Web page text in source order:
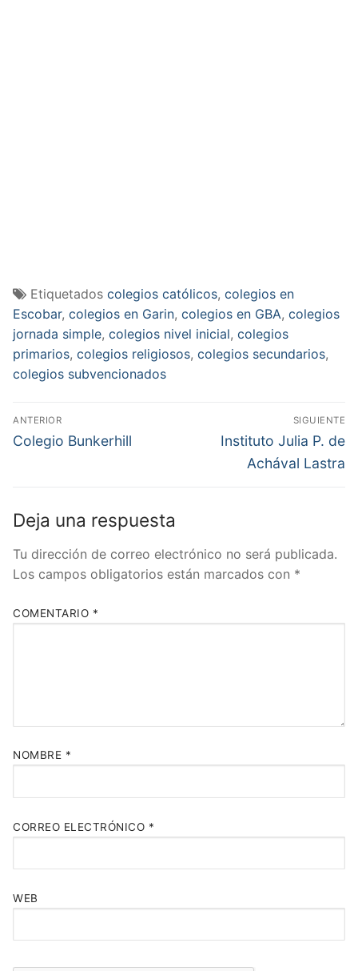
Etiquetados colegios católicos, colegios en
Escobar, colegios en Garin, colegios en GBA, colegios
jornada simple, colegios nivel inicial, colegios
primarios, colegios religiosos, colegios secundarios,
colegios subvencionados
Navegación
de
ANTERIOR
Entrada
Colegio Bunkerhill
SIGUIENTE
Entrada
siguiente:
Instituto Julia P. de
Achával Lastra
Deja una respuesta
Tu dirección de correo electrónico no será publicada.
Los campos obligatorios están marcados con *
COMENTARIO *
NOMBRE *
CORREO ELECTRÓNICO *
WEB